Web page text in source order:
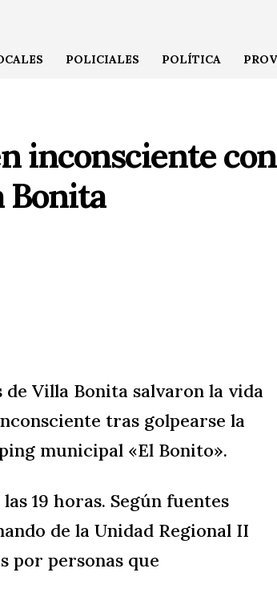
POLICIALES POLÍTICA
inconsciente
Bonita
Villa Bonita salvaron la vida
tras golpearse la
municipal «El Bonito».
19 horas. Según fuentes
de la Unidad Regional II
por personas que